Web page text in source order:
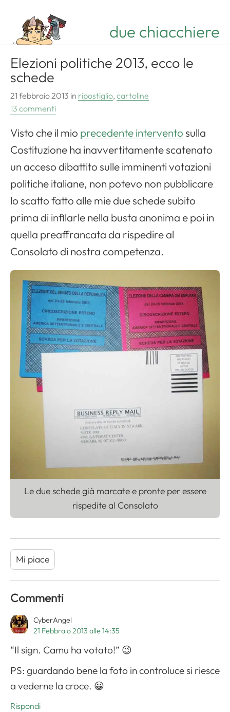
due chiacchiere
Elezioni politiche 2013, ecco le
schede
21 febbraio 2013 in ripostiglio, cartoline
13 commenti
Visto che il mio precedente interventosulla
Costituzione ha inavvertitamente scatenato
un acceso dibattito sulle imminenti votazioni
politiche italiane, non potevo non pubblicare
lo scatto fatto alle mie due schede subito
prima di infilarle nella busta anonima e poi in
quella preaffrancata da rispedire al
Consolato di nostra competenza.
Le due schede già marcate e pronte per essere
rispedite al Consolato
Mi piace
Commenti
CyberAngel
21 Febbraio 2013 alle 14:35
“Il sign. Camu ha votato!” 😉
PS: guardando bene la foto in controluce si riesce
a vederne la croce. 😀
Rispondi